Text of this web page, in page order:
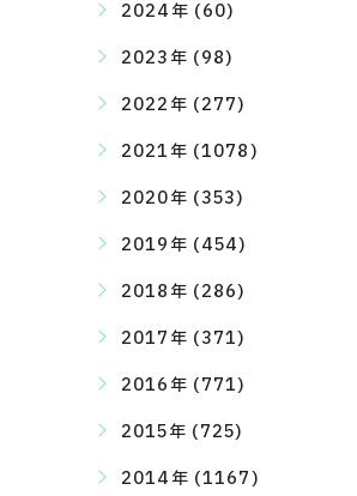
2024年 (60)
2023年 (98)
2022年 (277)
2021年 (1078)
2020年 (353)
2019年 (454)
2018年 (286)
2017年 (371)
2016年 (771)
2015年 (725)
2014年 (1167)